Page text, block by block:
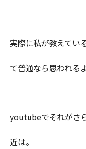
実際に私が教えてい
て普通なら思われる
youtubeでそれがさ
近は。